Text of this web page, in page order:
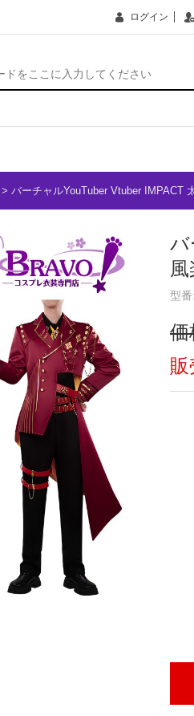
ログイン
> バーチャルYouTuber Vtuber IMPACT
バ
型
販